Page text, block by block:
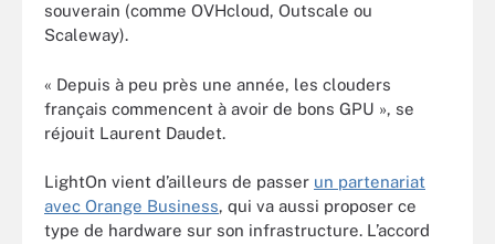
souverain (comme OVHcloud, Outscale ou
Scaleway).
« Depuis à peu près une année, les clouders
français commencent à avoir de bons GPU », se
réjouit Laurent Daudet.
LightOn vient d’ailleurs de passer un partenariat
avec Orange Business, qui va aussi proposer ce
type de hardware sur son infrastructure. L’accord